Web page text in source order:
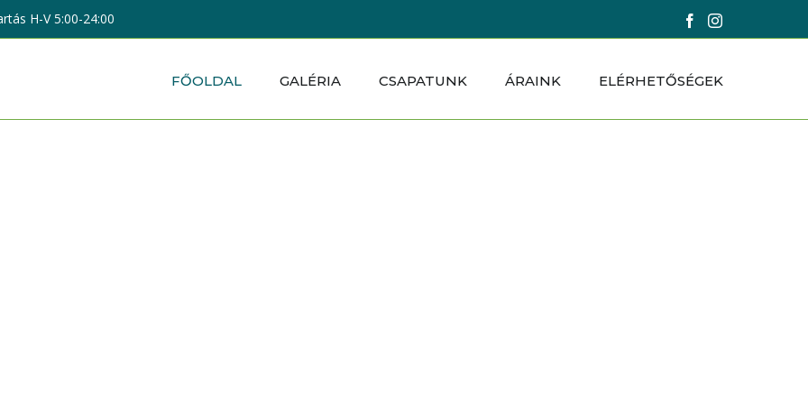
H-V 5:00-24:00 Facebook
Instagram
FŐOLDAL GALÉRIA CSAPATUNK ÁRAINK ELÉRHETŐSÉGEK